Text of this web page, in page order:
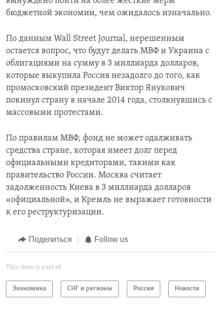
бюджетной экономии, чем ожидалось изначально.
По данным Wall Street Journal, нерешенным
остается вопрос, что будут делать МВФ и Украина с
облигациями на сумму в 3 миллиарда долларов,
которые выкупила Россия незадолго до того, как
промосковский президент Виктор Янукович
покинул страну в начале 2014 года, столкнувшись с
массовыми протестами.
По правилам МВФ, фонд не может одалживать
средства стране, которая имеет долг перед
официальными кредиторами, такими как
правительство России. Москва считает
задолженность Киева в 3 миллиарда долларов
«официальной», и Кремль не выражает готовности
к его реструктуризации.
Поделиться Follow us
This item is part of
Экономика СНГ и регионы Россия Новости